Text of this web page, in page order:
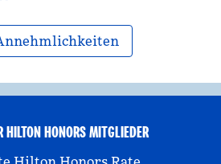
HILTON HONORS MITGLIEDER